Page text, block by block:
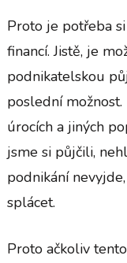
Proto je potřeba
financí. Jistě, je
podnikatelskou
poslední
úrocích a jiných
jsme si půjčili,
podnikání
splácet.
Proto ačkoliv